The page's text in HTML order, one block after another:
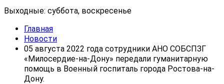
Выходные: суббота, воскресенье
Главная
Новости
05 августа 2022 года сотрудники АНО СОБСПЗГ
«Милосердие-на-Дону» передали гуманитарную
помощь в Военный госпиталь города Ростова-на-
Дону.